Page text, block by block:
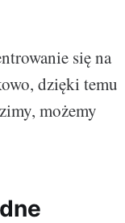
się na
dzięki temu
możemy